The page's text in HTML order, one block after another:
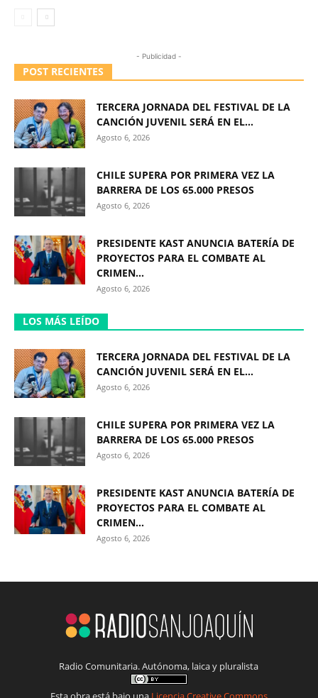
- Publicidad -
POST RECIENTES
TERCERA JORNADA DEL FESTIVAL DE LA
CANCIÓN JUVENIL SERÁ EN EL...
Agosto 6, 2026
CHILE SUPERA POR PRIMERA VEZ LA
BARRERA DE LOS 65.000 PRESOS
Agosto 6, 2026
PRESIDENTE KAST ANUNCIA BATERÍA DE
PROYECTOS PARA EL COMBATE AL
CRIMEN...
Agosto 6, 2026
LOS MÁS LEÍDO
TERCERA JORNADA DEL FESTIVAL DE LA
CANCIÓN JUVENIL SERÁ EN EL...
Agosto 6, 2026
CHILE SUPERA POR PRIMERA VEZ LA
BARRERA DE LOS 65.000 PRESOS
Agosto 6, 2026
PRESIDENTE KAST ANUNCIA BATERÍA DE
PROYECTOS PARA EL COMBATE AL
CRIMEN...
Agosto 6, 2026
Radio Comunitaria. Autónoma, laica y pluralista